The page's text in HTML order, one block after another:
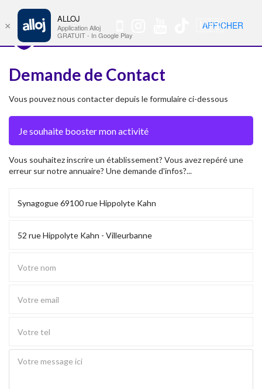
🇺🇸 Nav
Demande de Contact
Vous pouvez nous contacter depuis le formulaire ci-dessous
Vous souhaitez inscrire un établissement? Vous avez repéré une
erreur sur notre annuaire? Une demande d'infos?...
×
ALLOJ
Application Alloj
GRATUIT - In Google Play
AFFICHER